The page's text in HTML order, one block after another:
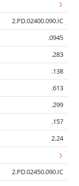
2.PD.02400.090.IC
.0945
.283
.138
.613
.299
.157
2.24
2.PD.02450.090.IC